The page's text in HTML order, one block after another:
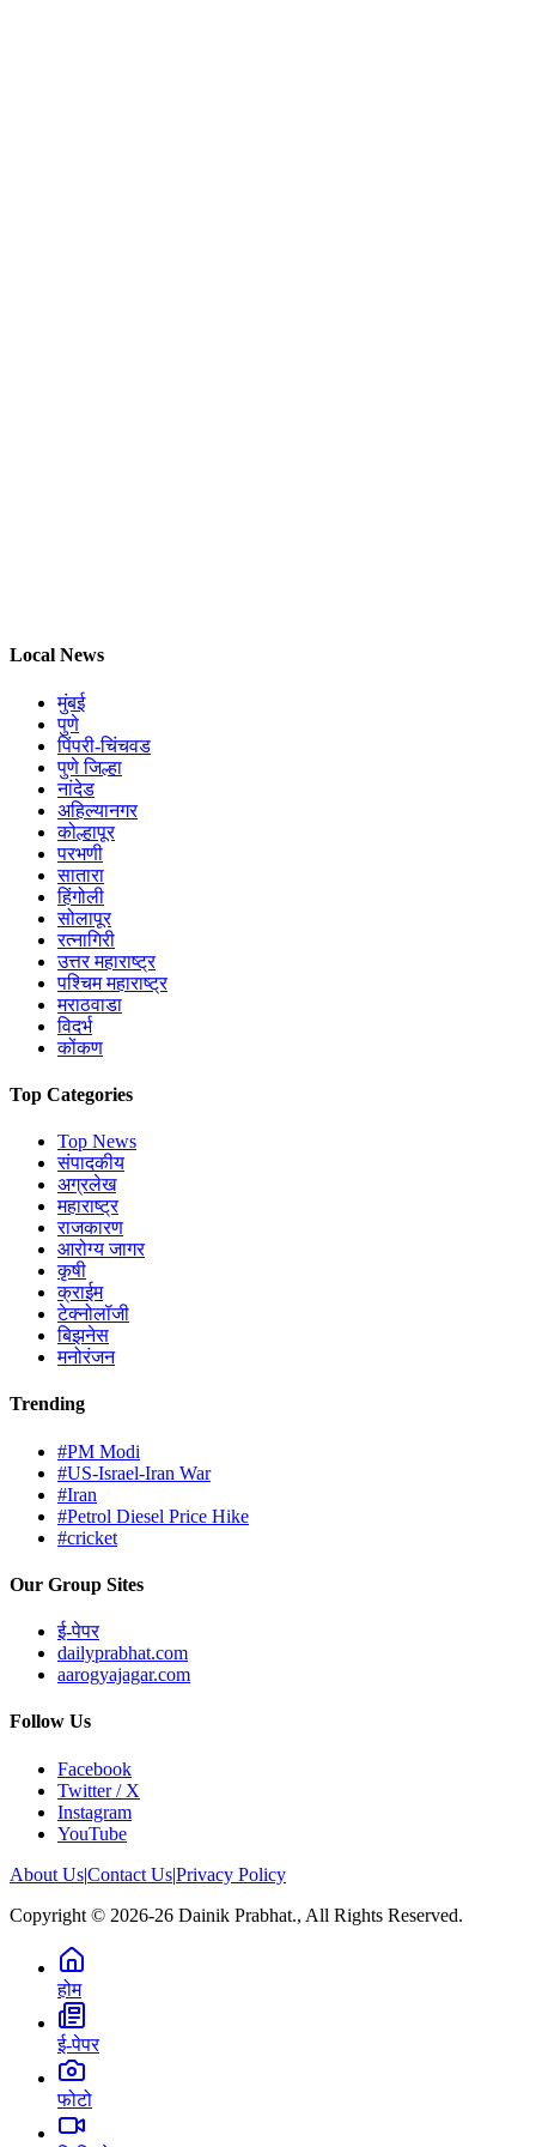
Local News
मुंबई
पुणे
पिंपरी-चिंचवड
पुणे जिल्हा
नांदेड
अहिल्यानगर
कोल्हापूर
परभणी
सातारा
हिंगोली
सोलापूर
रत्नागिरी
उत्तर महाराष्ट्र
पश्चिम महाराष्ट्र
मराठवाडा
विदर्भ
कोंकण
Top Categories
Top News
संपादकीय
अग्रलेख
महाराष्ट्र
राजकारण
आरोग्य जागर
कृषी
क्राईम
टेक्नोलॉजी
बिझनेस
मनोरंजन
Trending
#PM Modi
#US-Israel-Iran War
#Iran
#Petrol Diesel Price Hike
#cricket
Our Group Sites
ई-पेपर
dailyprabhat.com
aarogyajagar.com
Follow Us
Facebook
Twitter / X
Instagram
YouTube
About Us|Contact Us|Privacy Policy
Copyright © 2026-26 Dainik Prabhat., All Rights Reserved.
होम
ई-पेपर
फोटो